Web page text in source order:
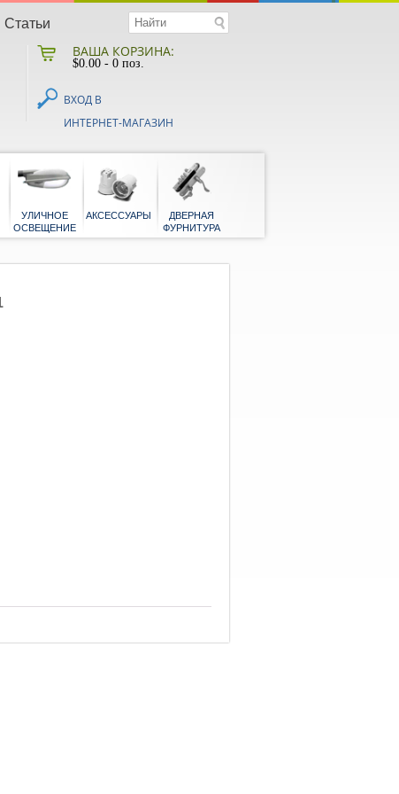
Статьи
ВАША КОРЗИНА:
$0.00 - 0 поз.
ВХОД В
ИНТЕРНЕТ-МАГАЗИН
БЫТОВЫЕ УЛИЧНОЕ АКСЕССУАРЫ